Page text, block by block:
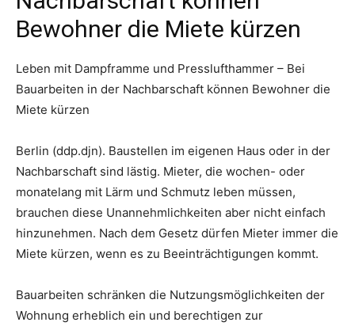
Bewohner die Miete kürzen
Leben mit Dampframme und Presslufthammer – Bei
Bauarbeiten in der Nachbarschaft können Bewohner die
Miete kürzen
Berlin (ddp.djn). Baustellen im eigenen Haus oder in der
Nachbarschaft sind lästig. Mieter, die wochen- oder
monatelang mit Lärm und Schmutz leben müssen,
brauchen diese Unannehmlichkeiten aber nicht einfach
hinzunehmen. Nach dem Gesetz dürfen Mieter immer die
Miete kürzen, wenn es zu Beeinträchtigungen kommt.
Bauarbeiten schränken die Nutzungsmöglichkeiten der
Wohnung erheblich ein und berechtigen zur